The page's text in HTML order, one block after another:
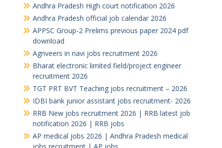
Andhra Pradesh High court notification 2026
Andhra Pradesh official job calendar 2026
APPSC Group-2 Prelims previous paper 2024 pdf
download
Agnveers in navi jobs recruitment 2026
Bharat electronic limited field/project engineer
recruitment 2026
TGT PRT BVT Teaching jobs recruitment – 2026
IDBI bank junior assistant jobs recruitment- 2026
RRB New jobs recruitment 2026 | RRB latest job
notification 2026 | RRB jobs
AP medical jobs 2026 | Andhra Pradesh medical